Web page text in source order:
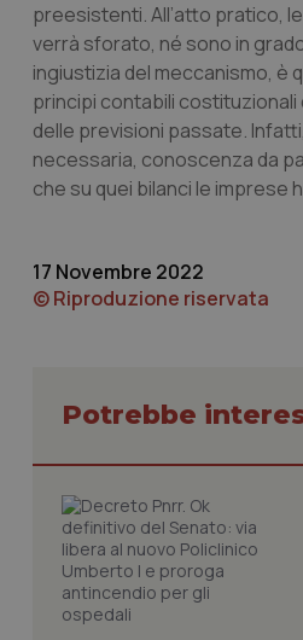
preesistenti. All’atto pratico,
verrà sforato, né sono in
ingiustizia del meccanismo, è
principi contabili costituzionali
delle previsioni passate.
necessaria, conoscenza da
che su quei bilanci le imprese
17 Novembre 2022
© Riproduzione riservata
Potrebbe